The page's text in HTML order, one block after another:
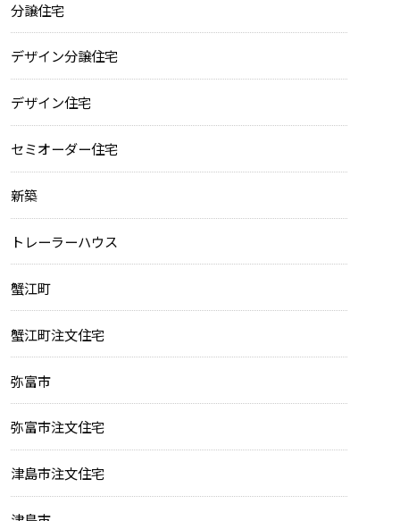
分譲住宅
デザイン分譲住宅
デザイン住宅
セミオーダー住宅
新築
トレーラーハウス
蟹江町
蟹江町注文住宅
弥富市
弥富市注文住宅
津島市注文住宅